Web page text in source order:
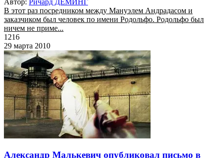
Автор: Ричард ДЕМИНГ
В этот раз посредником между Мануэлем Андрадасом и
заказчиком был человек по имени Родольфо. Родольфо был
ничем не приме...
1216
29 марта 2010
Александр Малькевич опубликовал письмо в